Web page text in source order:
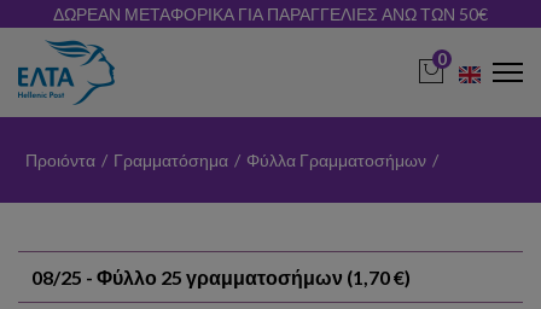
ΔΩΡΕΑΝ ΜΕΤΑΦΟΡΙΚΑ ΓΙΑ ΠΑΡΑΓΓΕΛΙΕΣ ΑΝΩ ΤΩΝ 50€
0
Προιόντα / Γραμματόσημα / Φύλλα Γραμματοσήμων /
08/25 - Φύλλο 25 γραμματοσήμων (1,70 €)